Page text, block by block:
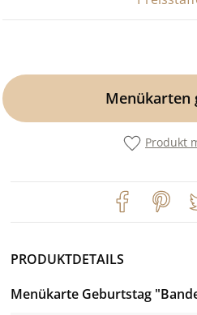
Menükarten
Produkt
PRODUKTDETAILS
Menükarte Geburtstag